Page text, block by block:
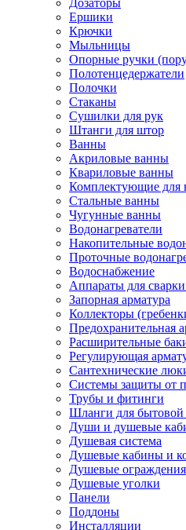
Ершики
Крючки
Мыльницы
Опорные ручки
Полотенцедержатели
Полочки
Стаканы
Сушилки для рук
Штанги для штор
Ванны
Акриловые ванны
Квариловые ванны
Комплектующие для
Стальные ванны
Чугунные ванны
Водонагреватели
Накопительные
Проточные
Водоснабжение
Аппараты для
Запорная арматура
Коллекторы
Предохранительная
Расширительные
Регулирующая
Сантехнические
Системы защиты от
Трубы и фитинги
Шланги для бытовой
Души и душевые
Душевая система
Душевые кабины и
Душевые ограждения
Душевые уголки
Панели
Поддоны
Инсталляции